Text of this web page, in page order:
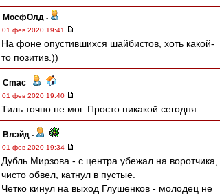
МосфОлд -
01 фев 2020 19:41
На фоне опустившихся шайбистов, хоть какой-
то позитив.))
Cmac -
01 фев 2020 19:40
Тиль точно не мог. Просто никакой сегодня.
Влэйд -
01 фев 2020 19:34
Дубль Мирзова - с центра убежал на воротчика,
чисто обвел, катнул в пустые.
Четко кинул на выход Глушенков - молодец не